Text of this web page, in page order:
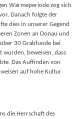
Wärmeperiode zog sich
Danach folgte der
dies in unserer Gegend
Zonen an Donau und
30 Grabfunde bei
wurden, beweisen, dass
Das Auffinden von
auf hohe Kultur
die Herrschaft des